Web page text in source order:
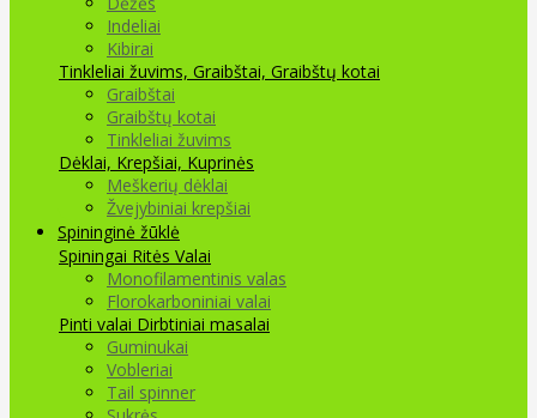
Indeliai
Kibirai
Tinkleliai žuvims, Graibštai, Graibštų kotai
Graibštai
Graibštų kotai
Tinkleliai žuvims
Dėklai, Krepšiai, Kuprinės
Meškerių dėklai
Žvejybiniai krepšiai
Spininginė žūklė
Spiningai Ritės Valai
Monofilamentinis valas
Florokarboniniai valai
Pinti valai Dirbtiniai masalai
Guminukai
Vobleriai
Tail spinner